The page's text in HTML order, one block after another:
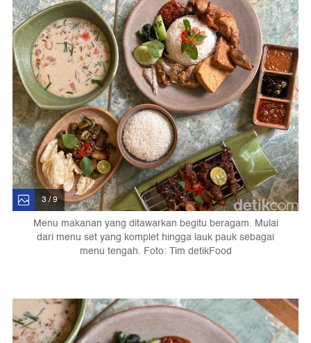
3 / 9
Menu makanan yang ditawarkan begitu beragam. Mulai
dari menu set yang komplet hingga lauk pauk sebagai
menu tengah. Foto: Tim detikFood